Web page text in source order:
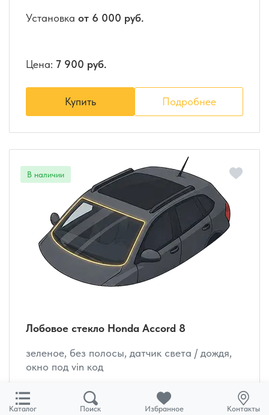
Каталог Поиск Избранное Контакты
Установка от 6 000 руб.
Цена: 7 900 руб.
Купить Подробнее
Лобовое стекло Honda Accord 8
зеленое, без полосы, датчик света / дождя,
окно под vin код
Установка
от 6 000 руб.